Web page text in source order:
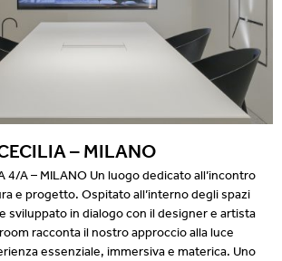
– MILANO
4/A – MILANO Un luogo dedicato all’incontro
e progetto. Ospitato all’interno degli spazi
sviluppato in dialogo con il designer e artista
racconta il nostro approccio alla luce
essenziale, immersiva e materica. Uno